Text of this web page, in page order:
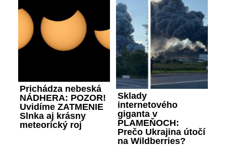
Prichádza nebeská
NÁDHERA: POZOR!
Uvidíme ZATMENIE
Slnka aj krásny
meteorický roj
Sklady
internetového
giganta v
PLAMEŇOCH:
Prečo Ukrajina útočí
na Wildberries?